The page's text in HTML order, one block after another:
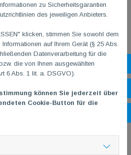
Zusatzgeräte wie Hanteln
den ganzen Körper! Direkt zur>
zu Sicherheitsgarantien
des jeweiligen Anbieters.
klicken, stimmen Sie sowohl dem
auf Ihrem Gerät (§ 25 Abs.
Datenverarbeitung für die
die von Ihnen ausgewählten
6 Abs. 1 lit. a. DSGVO).
können Sie jederzeit über
Cookie-Button für die